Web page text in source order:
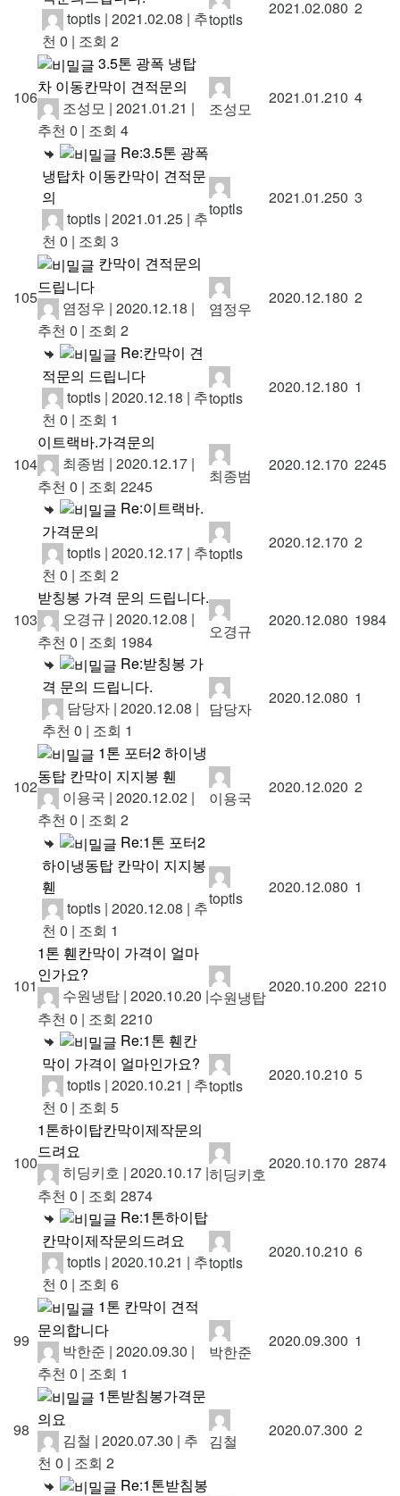
toptls | 2021.02.08 | 추
천 0 | 조회 2
toptls
2021.02.080 2
106
3.5톤 광폭 냉탑
차 이동칸막이 견적문의
조성모 | 2021.01.21 |
추천 0 | 조회 4
조성모
2021.01.210 4
Re:3.5톤 광폭
냉탑차 이동칸막이 견적문
의
toptls | 2021.01.25 | 추
천 0 | 조회 3
toptls
2021.01.250 3
105
칸막이 견적문의
드립니다
염정우 | 2020.12.18 |
추천 0 | 조회 2
염정우
2020.12.180 2
Re:칸막이 견
적문의 드립니다
toptls | 2020.12.18 | 추
천 0 | 조회 1
toptls
2020.12.180 1
104
이트랙바.가격문의
최종범 | 2020.12.17 |
추천 0 | 조회 2245
최종범
2020.12.170 2245
Re:이트랙바.
가격문의
toptls | 2020.12.17 | 추
천 0 | 조회 2
toptls
2020.12.170 2
103
받칭봉 가격 문의 드립니다.
오경규 | 2020.12.08 |
추천 0 | 조회 1984
오경규
2020.12.080 1984
Re:받칭봉 가
격 문의 드립니다.
담당자 | 2020.12.08 |
추천 0 | 조회 1
담당자
2020.12.080 1
102
1톤 포터2 하이냉
동탑 칸막이 지지봉 휀
이용국 | 2020.12.02 |
추천 0 | 조회 2
이용국
2020.12.020 2
Re:1톤 포터2
하이냉동탑 칸막이 지지봉
휀
toptls | 2020.12.08 | 추
천 0 | 조회 1
toptls
2020.12.080 1
101
1톤 휀칸막이 가격이 얼마
인가요?
수원냉탑 | 2020.10.20 |
추천 0 | 조회 2210
수원냉탑
2020.10.200 2210
Re:1톤 휀칸
막이 가격이 얼마인가요?
toptls | 2020.10.21 | 추
천 0 | 조회 5
toptls
2020.10.210 5
100
1톤하이탑칸막이제작문의
드려요
히딩키호 | 2020.10.17 |
추천 0 | 조회 2874
히딩키호
2020.10.170 2874
Re:1톤하이탑
칸막이제작문의드려요
toptls | 2020.10.21 | 추
천 0 | 조회 6
toptls
2020.10.210 6
99
1톤 칸막이 견적
문의합니다
박한준 | 2020.09.30 |
추천 0 | 조회 1
박한준
2020.09.300 1
98
1톤받침봉가격문
의요
김철 | 2020.07.30 | 추
천 0 | 조회 2
김철
2020.07.300 2
Re:1톤받침봉